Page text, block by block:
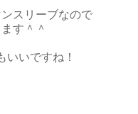
スリーブなので
す＾＾
いいですね！